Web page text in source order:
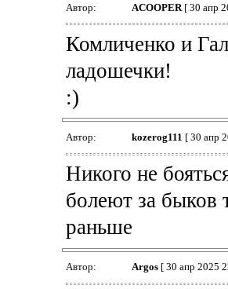
Автор: ACOOPER[ 30 апр
Комличенко и
ладошечки!
:)
Автор: kozerog111 [ 30 апр
Никого не
болеют за быков
раньше
Автор: Argos[ 30 апр 2025